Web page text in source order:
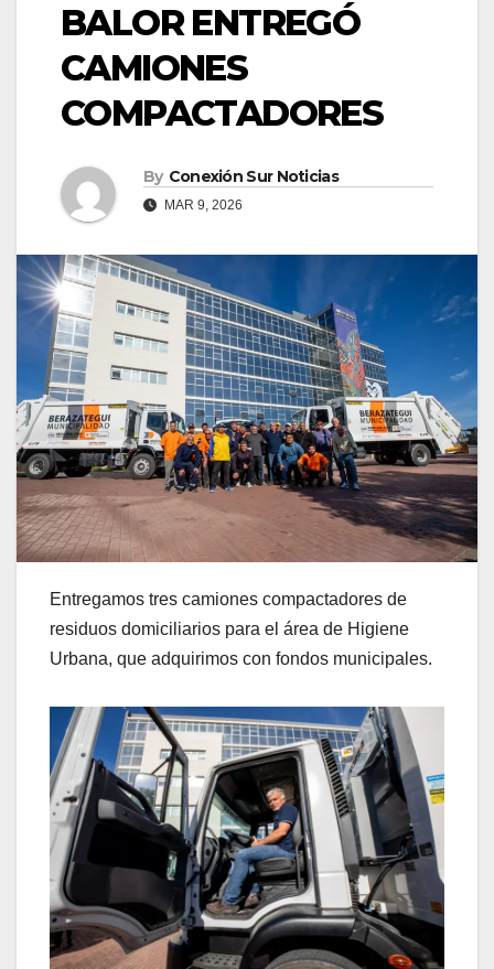
BALOR ENTREGÓ
CAMIONES
COMPACTADORES
By Conexión Sur Noticias
MAR 9, 2026
Entregamos tres camiones compactadores de
residuos domiciliarios para el área de Higiene
Urbana, que adquirimos con fondos municipales.